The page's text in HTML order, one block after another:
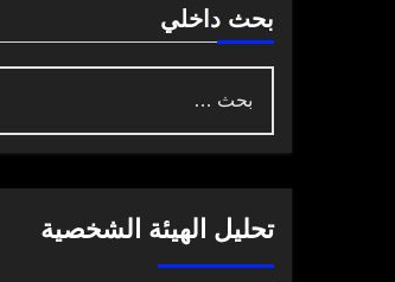
بحث داخلي
عن:
تحليل الهيئة الشخصية